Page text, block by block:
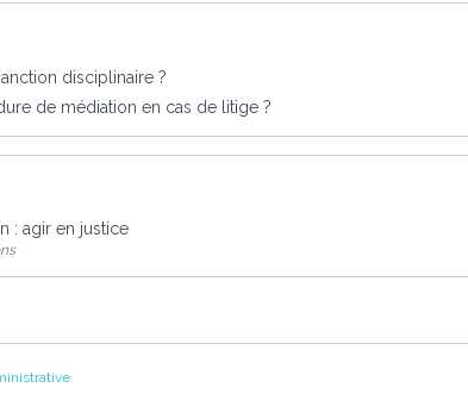
disciplinaire ?
de médiation en cas de litige ?
: agir en justice